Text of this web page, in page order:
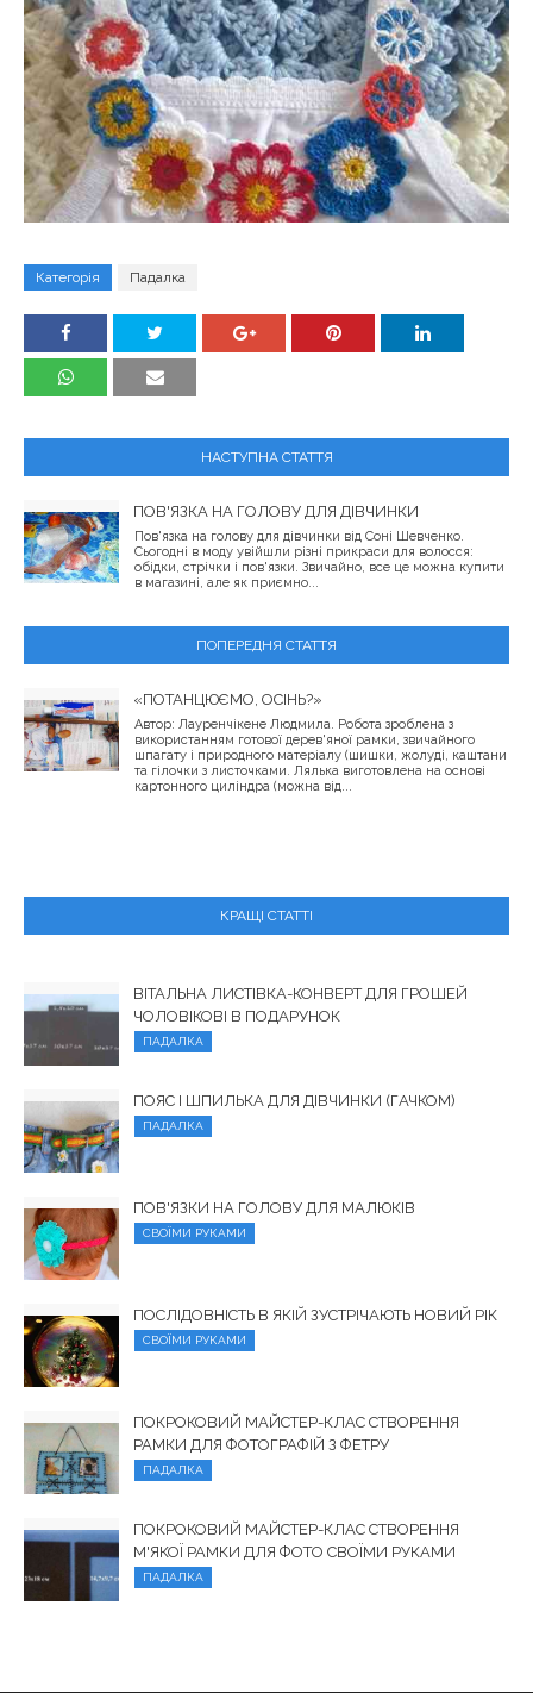
Категорія Падалка
НАСТУПНА СТАТТЯ
ПОВ'ЯЗКА НА ГОЛОВУ ДЛЯ ДІВЧИНКИ
Пов'язка на голову для дівчинки від Соні Шевченко.
Сьогодні в моду увійшли різні прикраси для волосся:
обідки, стрічки і пов'язки. Звичайно, все це можна купити
в магазині, але як приємно...
ПОПЕРЕДНЯ СТАТТЯ
«ПОТАНЦЮЄМО, ОСІНЬ?»
Автор: Лауренчікене Людмила. Робота зроблена з
використанням готової дерев'яної рамки, звичайного
шпагату і природного матеріалу (шишки, жолуді, каштани
та гілочки з листочками. Лялька виготовлена ​​на основі
картонного циліндра (можна від...
КРАЩІ СТАТТІ
ВІТАЛЬНА ЛИСТІВКА-КОНВЕРТ ДЛЯ ГРОШЕЙ
ЧОЛОВІКОВІ В ПОДАРУНОК
ПАДАЛКА
ПОЯС І ШПИЛЬКА ДЛЯ ДІВЧИНКИ (ГАЧКОМ)
ПАДАЛКА
ПОВ'ЯЗКИ НА ГОЛОВУ ДЛЯ МАЛЮКІВ
СВОЇМИ РУКАМИ
ПОСЛІДОВНІСТЬ В ЯКІЙ ЗУСТРІЧАЮТЬ НОВИЙ РІК
СВОЇМИ РУКАМИ
ПОКРОКОВИЙ МАЙСТЕР-КЛАС СТВОРЕННЯ
РАМКИ ДЛЯ ФОТОГРАФІЙ З ФЕТРУ
ПАДАЛКА
ПОКРОКОВИЙ МАЙСТЕР-КЛАС СТВОРЕННЯ
М'ЯКОЇ РАМКИ ДЛЯ ФОТО СВОЇМИ РУКАМИ
ПАДАЛКА